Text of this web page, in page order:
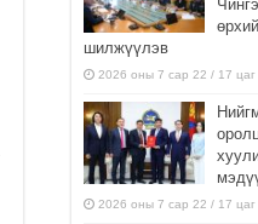
шилжүүлэв
2026 оны 7 сар 22 / 17 цаг
2026 оны 7 сар 22 / 17 цаг